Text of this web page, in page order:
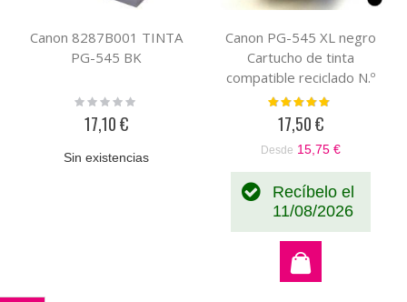
Canon 8287B001 TINTA
PG-545 BK
Rating:
17,10 €
Sin existencias
Canon PG-545 XL negro
Cartucho de tinta
compatible reciclado N.º
8286B001
Valoración:
17,50 €
Desde 15,75 €
Recíbelo el
11/08/2026